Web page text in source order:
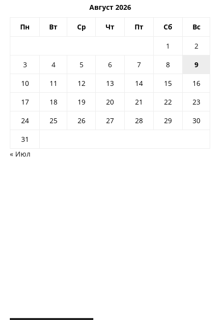
Август 2026
Пн Вт Ср Чт Пт Сб Вс
1
2
3
4 5 6 7 8
9
10
11 12 13 14 15
16
17
18 19 20 21 22
23
24
25 26 27 28 29
30
31
« Июл